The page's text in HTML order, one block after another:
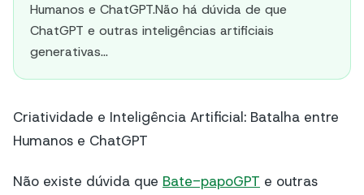
Humanos e ChatGPT.Não há dúvida de que
ChatGPT e outras inteligências artificiais
generativas...
Criatividade e Inteligência Artificial: Batalha entre
Humanos e ChatGPT
Não existe dúvida que Bate-papoGPT e outras